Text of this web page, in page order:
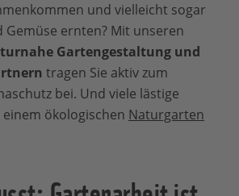
und vielleicht sogar
Gemüse ernten? Mit unseren
Gartengestaltung und
tragen Sie aktiv zum
bei. Und viele lästige
ökologischen Naturgarten